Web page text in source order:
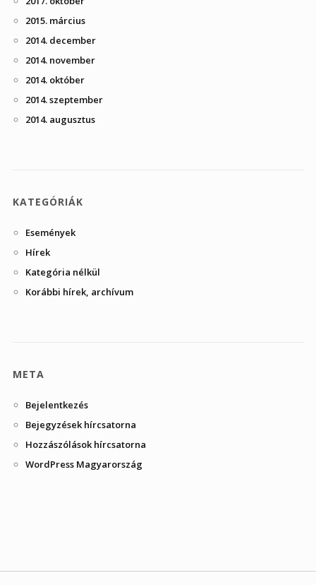
2015. március
2014. december
2014. november
2014. október
2014. szeptember
2014. augusztus
KATEGÓRIÁK
Események
Hírek
Kategória nélkül
Korábbi hírek, archívum
META
Bejelentkezés
Bejegyzések hírcsatorna
Hozzászólások hírcsatorna
WordPress Magyarország